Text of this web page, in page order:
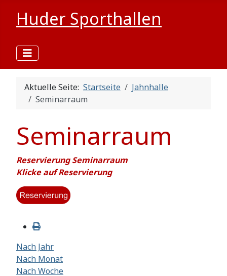
Huder Sporthallen
Aktuelle Seite: Startseite
Jahnhalle
Seminarraum
Seminarraum
Reservierung Seminarraum
Klicke auf Reservierung
Nach Jahr
Nach Monat
Nach Woche